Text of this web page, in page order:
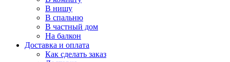
В нишу
В спальню
В частный дом
На балкон
Доставка и оплата
Как сделать заказ